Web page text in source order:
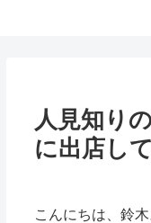
人見知り
に出店し
こんにちは、鈴